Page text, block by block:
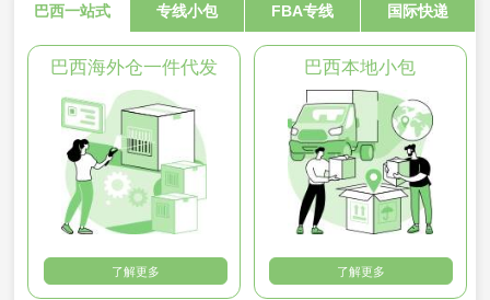
巴西一站式 专线小包 FBA专线 国际快递
巴西海外仓一件代发
了解更多
巴西本地小包
了解更多